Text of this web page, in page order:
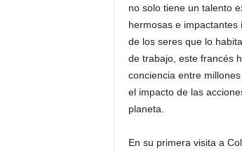
no solo tiene un talento
hermosas e
de los seres que lo
de trabajo, este francés
conciencia entre
el impacto de las
planeta.
En su primera visita a